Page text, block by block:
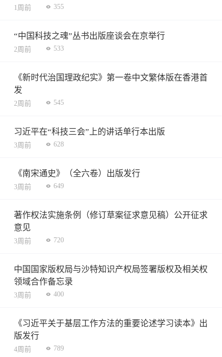
1周前 355
“中国科技之魂”丛书出版座谈会在京举行
2周前 533
《新时代治国理政纪实》第一卷中文繁体版在香港首
发
2周前 545
习近平在“科技三会”上的讲话单行本出版
3周前 628
《南宋通史》（全六卷）出版发行
3周前 649
著作权法实施条例（修订草案征求意见稿）公开征求
意见
3周前 720
中国国家版权局与沙特知识产权局签署版权及相关权
领域合作备忘录
3周前 400
《习近平关于基层工作方法的重要论述学习读本》出
版发行
4周前 789